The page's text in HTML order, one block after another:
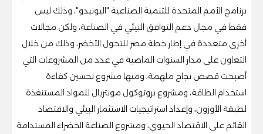
برنامج الأمم المتحدة للتنمية الصناعية "اليونيدو"، وذلك ليس
فقط في مجال دعم التوافق البيئي في الصناعة، ولكن مجالات
أخرى متعددة في إطار خطة مصر للتحول الأخضر، وذلك من خلال
التعاون على مدار السنوات الماضية في عدد من المشروعات التي
أصبحت قصص نجاح ملهمة، ومنها مشروع تحسين كفاءة
استخدام الطاقة، ومشروع بروتوكول مونتريال للمواد المستنفذة
لطبقة الأوزون، وإعداد استراتيجيات الاستثمار البيئي والاقتصاد
القائم على الاقتصاد الحيوي، ومشروع الصناعة الخضراء المستدامة